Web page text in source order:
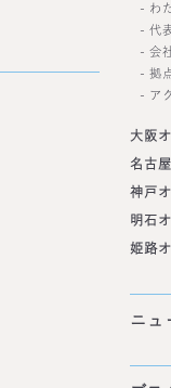
わ
代
会
拠
ア
大阪
名古
神戸
明石
姫路
ニュ